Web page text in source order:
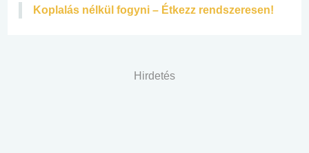
Koplalás nélkül fogyni – Étkezz rendszeresen!
Hirdetés